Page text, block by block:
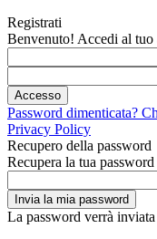
Registrati
Benvenuto! Accedi al tuo
Password dimenticata?
Privacy Policy
Recupero della password
Recupera la tua password
La password verrà